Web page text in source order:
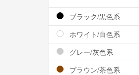
ブラック/黒色系
ホワイト/白色系
グレー/灰色系
ブラウン/茶色系